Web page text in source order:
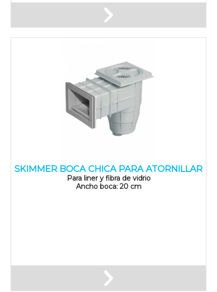
SKIMMER BOCA CHICA PARA ATORNILLAR
Para liner y fibra de vidrio
Ancho boca: 20 cm